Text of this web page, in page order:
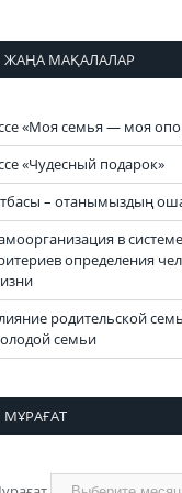
ЖАҢА МАҚАЛАЛАР
«Моя семья — моя
«Чудесный подарок»
– отанымыздың
в
определения
родительской
семьи
МҰРАҒАТ